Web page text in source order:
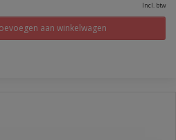
Incl. btw
aan winkelwagen